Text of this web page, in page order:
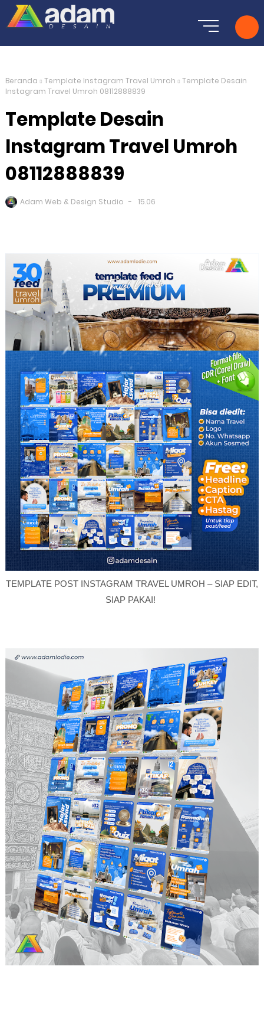
Beranda Template Instagram Travel Umroh
Template Desain
Instagram Travel Umroh 08112888839
Template Desain
Instagram Travel Umroh
08112888839
Adam Web & Design Studio 15.06
TEMPLATE POST INSTAGRAM TRAVEL UMROH – SIAP EDIT,
SIAP PAKAI!